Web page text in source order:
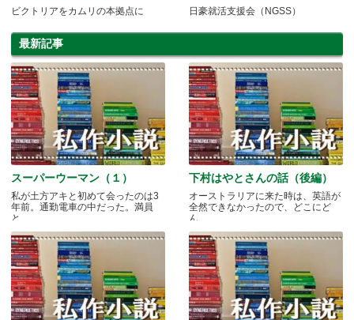
ビクトリアをカムリの本拠点に 日豪就活支援会（NGSS）
最新記事
スーパーウーマン（１）
私が土方アキと初めて会ったのは3
年前。通勤電車の中だった。満員
と.....
下村はやとさんの話（後編）
オーストラリアに来た時は、英語が
全然できなかったので、どこにど
ん.....